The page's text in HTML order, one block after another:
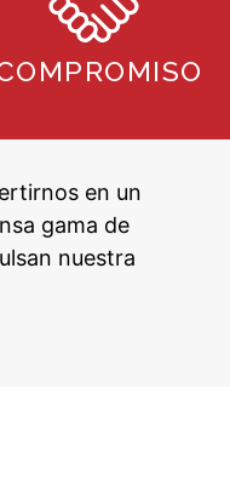
en un
gama de
nuestra